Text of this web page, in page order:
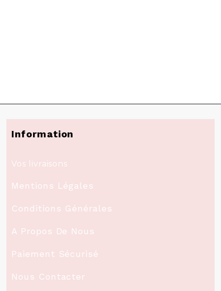
Information
Vos livraisons
Mentions Légales
Conditions Générales
A Propos De Nous
Paiement Sécurisé
Nous Contacter